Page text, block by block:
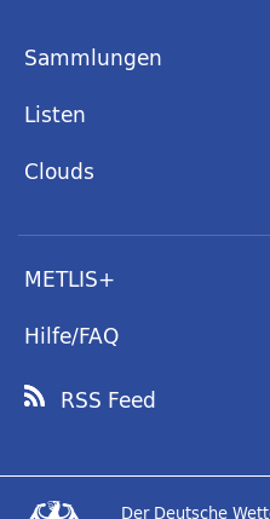
Sammlungen
Listen
Clouds
METLIS+
Hilfe/FAQ
RSS Feed
Der Deutsche